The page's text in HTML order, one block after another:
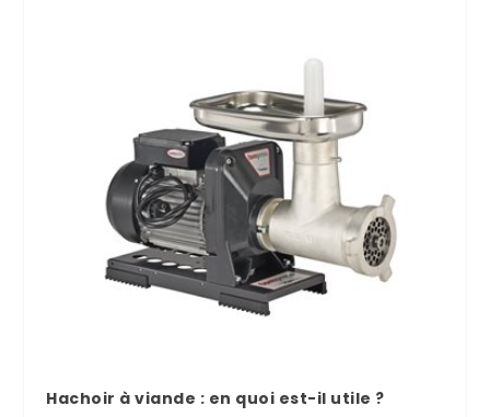
Hachoir à viande : en quoi est-il utile ?